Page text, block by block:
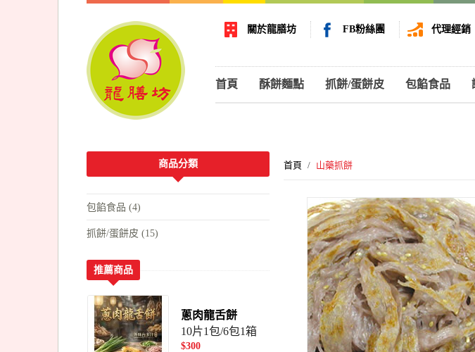
關於龍膳坊 FB粉絲團 代理經銷
首頁 酥餅麵點 抓餅/蛋餅皮 包餡食品
商品分類
包餡食品 (4)
抓餅/蛋餅皮 (15)
推薦商品
蔥肉龍舌餅
10片1包/6包1箱
$300
首頁 山藥抓餅